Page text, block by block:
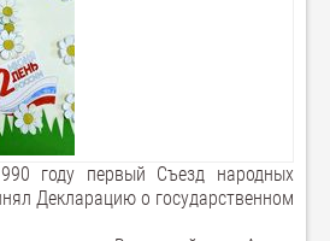
году первый Съезд народных
Декларацию о государственном